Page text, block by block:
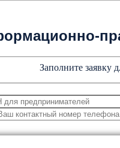
Заполните заявку